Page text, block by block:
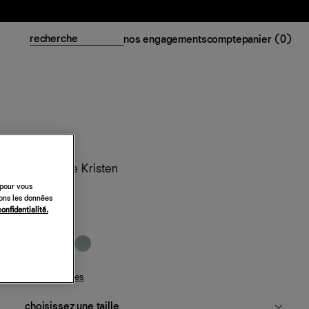
nos engagementscomptepanier (0)
Top en soie Kristen
188 €
guide des tailles
vous
les données